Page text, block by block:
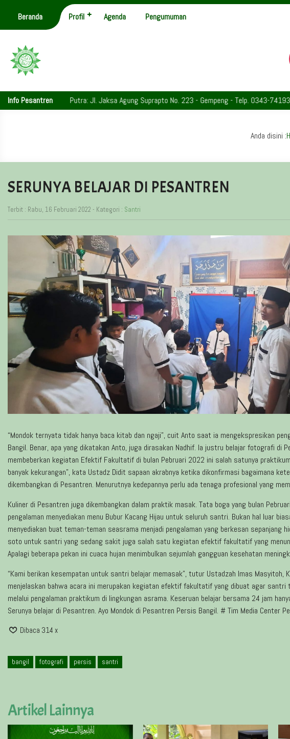
Beranda Profil Agenda Pengumuman
Info PesantrenPutra: Jl. Jaksa Agung Suprapto No. 223 - Gempeng - Telp. 0343-741932 |
Anda disini :
SERUNYA BELAJAR DI PESANTREN
Terbit : Rabu, 16 Februari 2022 - Kategori : Santri
“Mondok ternyata tidak hanya baca kitab dan ngaji”, cuit Anto saat ia mengekspresikan
Bangil. Benar, apa yang dikatakan Anto, juga dirasakan Nadhif. Ia justru belajar fotografi di
membeberkan kegiatan Efektif Fakultatif di bulan Pebruari 2022 ini salah satunya
banyak kekurangan”, kata Ustadz Didit sapaan akrabnya ketika dikonfirmasi bagaimana
dikembangkan di Pesantren. Menurutnya kedepannya perlu ada tenaga profesional yang
Kuliner di Pesantren juga dikembangkan dalam praktik masak. Tata boga yang bulan
pengalaman menyediakan menu Bubur Kacang Hijau untuk seluruh santri. Bukan hal luar
menyediakan buat teman-teman seasrama menjadi pengalaman yang berkesan sepanjang
soto untuk santri yang sedang sakit juga salah satu kegiatan efektif fakultatif yang
Apalagi beberapa pekan ini cuaca hujan menimbulkan sejumlah gangguan kesehatan
“Kami berikan kesempatan untuk santri belajar memasak”, tutur Ustadzah Imas Masyitoh,
menjelaskan bahwa acara ini merupakan kegiatan efektif fakultatif yang dibuat agar santri
melalui pengalaman praktikum di lingkungan asrama. Keseruan belajar bersama 24 jam
Serunya belajar di Pesantren. Ayo Mondok di Pesantren Persis Bangil. # Tim Media Center
Dibaca 314 x
bangil fotografi persis santri
Artikel Lainnya